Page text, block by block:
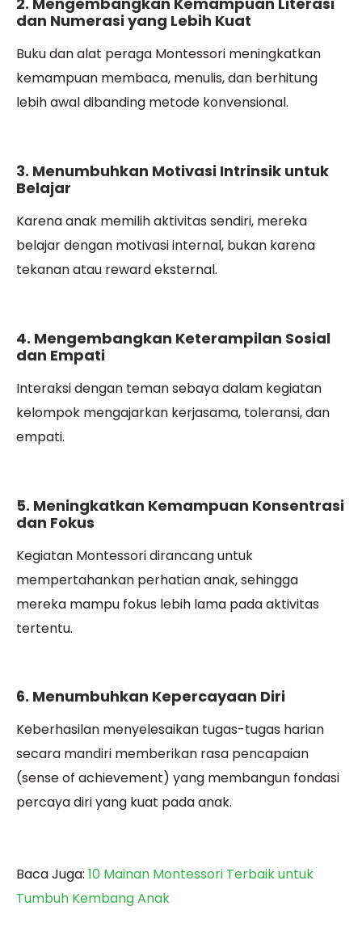
dan Numerasi yang Lebih Kuat
Buku dan alat peraga Montessori meningkatkan
kemampuan membaca, menulis, dan berhitung
lebih awal dibanding metode konvensional.
3. Menumbuhkan Motivasi Intrinsik untuk
Belajar
Karena anak memilih aktivitas sendiri, mereka
belajar dengan motivasi internal, bukan karena
tekanan atau reward eksternal.
4. Mengembangkan Keterampilan Sosial
dan Empati
Interaksi dengan teman sebaya dalam kegiatan
kelompok mengajarkan kerjasama, toleransi, dan
empati.
5. Meningkatkan Kemampuan Konsentrasi
dan Fokus
Kegiatan Montessori dirancang untuk
mempertahankan perhatian anak, sehingga
mereka mampu fokus lebih lama pada aktivitas
tertentu.
6. Menumbuhkan Kepercayaan Diri
Keberhasilan menyelesaikan tugas-tugas harian
secara mandiri memberikan rasa pencapaian
(sense of achievement) yang membangun fondasi
percaya diri yang kuat pada anak.
Baca Juga: 10 Mainan Montessori Terbaik untuk
Tumbuh Kembang Anak